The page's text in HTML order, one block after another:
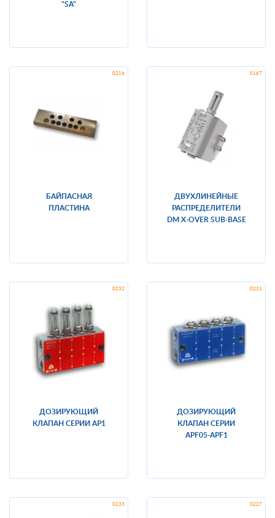
"SA"
БАЙПАСНАЯ
ПЛАСТИНА
ДВУХЛИНЕЙНЫЕ
РАСПРЕДЕЛИТЕЛИ
DM X-OVER SUB-BASE
ДОЗИРУЮЩИЙ
КЛАПАН СЕРИИ AP1
ДОЗИРУЮЩИЙ
КЛАПАН СЕРИИ
APF05-APF1